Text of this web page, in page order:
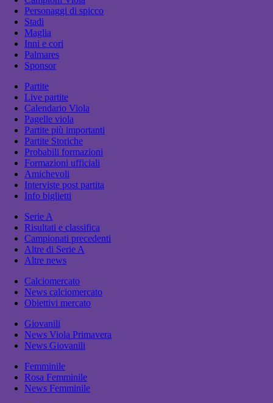
Personaggi di spicco
Stadi
Maglia
Inni e cori
Palmares
Sponsor
Partite
Live partite
Calendario Viola
Pagelle viola
Partite più importanti
Partite Storiche
Probabili formazioni
Formazioni ufficiali
Amichevoli
Interviste post partita
Info biglietti
Serie A
Risultati e classifica
Campionati precedenti
Altre di Serie A
Altre news
Calciomercato
News calciomercato
Obiettivi mercato
Giovanili
News Viola Primavera
News Giovanili
Femminile
Rosa Femminile
News Femminile